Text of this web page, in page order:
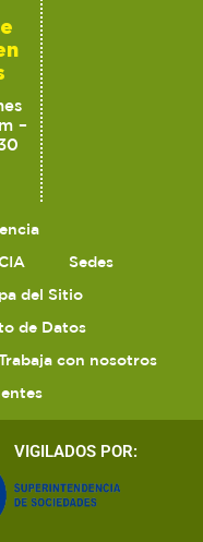
–
Sedes
del Sitio
de Datos
con nosotros
VIGILADOS POR: